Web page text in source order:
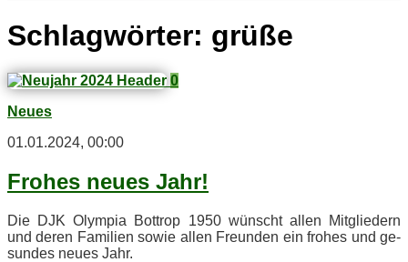
Schlagwörter: grüße
0
Neues
01.01.2024, 00:00
Fro­hes neu­es Jahr!
Die DJK Olym­pia Bot­trop 1950 wünscht al­len Mit­glie­dern
und de­ren Fa­mi­li­en so­wie al­len Freun­den ein fro­hes und ge­
sun­des neu­es Jahr.